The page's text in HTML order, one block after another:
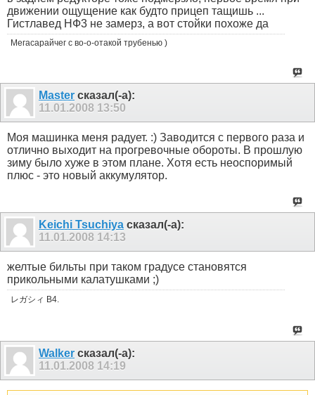
движении ощущение как будто прицеп тащишь ...
Гистлавед НФ3 не замерз, а вот стойки похоже да
Мегасарайчег с во-о-отакой трубенью )
Master сказал(-а):
11.01.2008 13:50
Моя машинка меня радует. :) Заводится с первого раза и
отлично выходит на прогревочные обороты. В прошлую
зиму было хуже в этом плане. Хотя есть неоспоримый
плюс - это новый аккумулятор.
Keichi Tsuchiya сказал(-а):
11.01.2008 14:13
желтые бильты при таком градусе становятся
прикольными калатушками ;)
レガシィ B4.
Walker сказал(-а):
11.01.2008 14:19